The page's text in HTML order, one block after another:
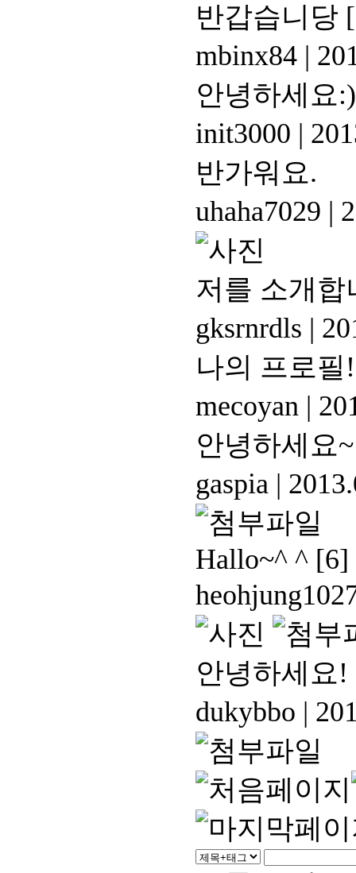
반갑습니당
mbinx84 |
안녕하세요:)
init3000 |
반가워요.
uhaha7029 |
저를 소개합
gksrnrdls |
나의 프로필!
mecoyan |
안녕하세요
gaspia |
Hallo~^ ^ [6]
안녕하세요!
dukybbo |